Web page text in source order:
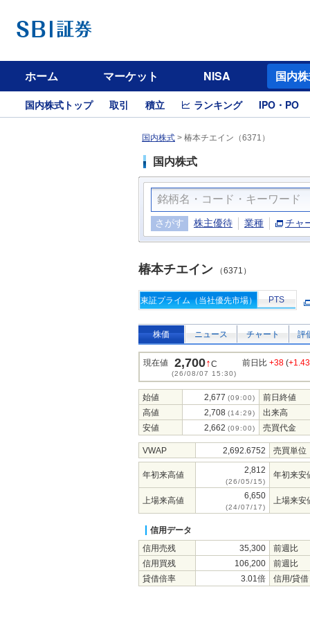
ホーム マーケット NISA 国内
国内株式トップ 取引 積立 ランキング IPO・PO
国内株式 > 椿本チエイン（6371）
国内株式
さがす 株主優待 業種 チャ
椿本チエイン （6371）
東証プライム（当社優先市場） PTS
株価 ニュース チャート 評
現在値 2,700↑C
(26/08/07 15:30)
前日比 +38 (
始値 2,677 (09:00)
前日終値
高値
2,708 (14:29)
出来高
安値
2,662 (09:00) 売買代金
VWAP 2,692.6752 売買単位
年初来高値 2,812
(26/05/15)
年初来安
上場来高値 6,650
(24/07/17)
上場来安
信用データ
信用売残
35,300
前週比
信用買残
106,200
前週比
貸借倍率
3.01倍 信用/貸借